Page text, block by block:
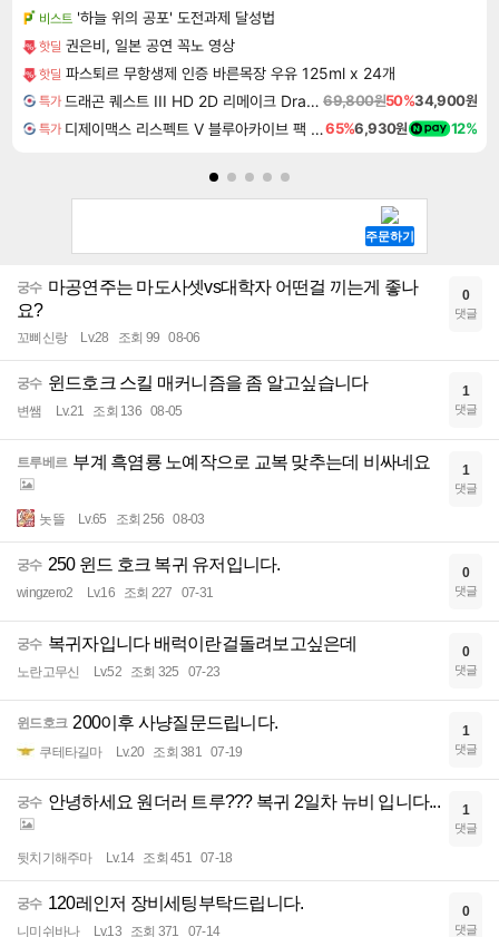
비스트 '하늘 위의 공포' 도전과제 달성법
핫딜 권은비, 일본 공연 꼭노 영상
핫딜 파스퇴르 무항생제 인증 바른목장 우유 125ml x 24개
특가 드래곤 퀘스트 III HD 2D 리메이크 Dragon Quest III HD 2D Remake 69,800원50%34,900원
특가 디제이맥스 리스펙트 V 블루아카이브 팩 DJMAX RESPECT V Blue Archive Pack DLC65%6,930원 12%
궁수 마공연주는 마도사셋vs대학자 어떤걸 끼는게 좋나
요?
꼬삐신랑 Lv.28 조회 99 08-06
0
댓글
궁수 윈드호크 스킬 매커니즘을 좀 알고싶습니다
변쌤 Lv.21 조회 136 08-05
1
댓글
트루베르 부계 흑염룡 노예작으로 교복 맞추는데 비싸네요
놋뜰 Lv.65 조회 256 08-03
1
댓글
궁수 250 윈드 호크 복귀 유저입니다.
wingzero2 Lv.16 조회 227 07-31
0
댓글
궁수 복귀자입니다 배럭이란걸돌려보고싶은데
노란고무신 Lv.52 조회 325 07-23
0
댓글
윈드호크 200이후 사냥질문드립니다.
쿠테타길마 Lv.20 조회 381 07-19
1
댓글
궁수 안녕하세요 원더러 트루??? 복귀 2일차 뉴비 입니다...
뒷치기해주마 Lv.14 조회 451 07-18
1
댓글
궁수 120레인저 장비세팅부탁드립니다.
니미쉬바나 Lv.13 조회 371 07-14
0
댓글